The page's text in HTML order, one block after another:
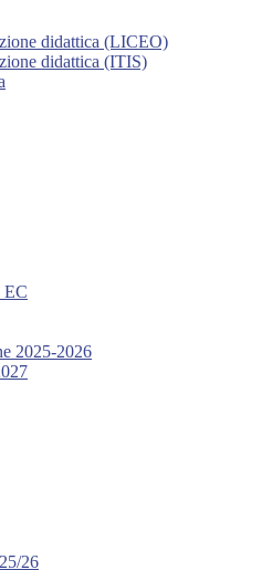
didattica (LICEO)
didattica (ITIS)
EC
2025-2026
26